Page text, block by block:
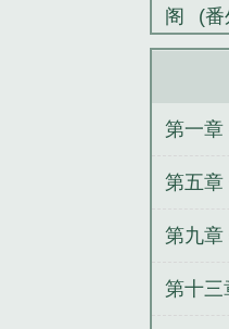
阁
(
角秦
新章节
阁无弹
文
黄
第一章
第五章
第九章
第十三